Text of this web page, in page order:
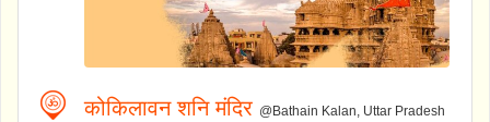
कोकिलावन शनि मंदिर @Bathain Kalan, Uttar Pradesh